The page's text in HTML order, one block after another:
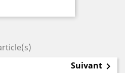
Suivant 